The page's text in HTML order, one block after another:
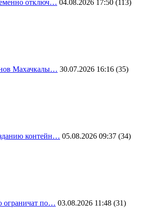
отключ… 04.08.2026 17:50 (113)
Махачкалы… 30.07.2026 16:16 (35)
контейн… 05.08.2026 09:37 (34)
ограничат по… 03.08.2026 11:48 (31)